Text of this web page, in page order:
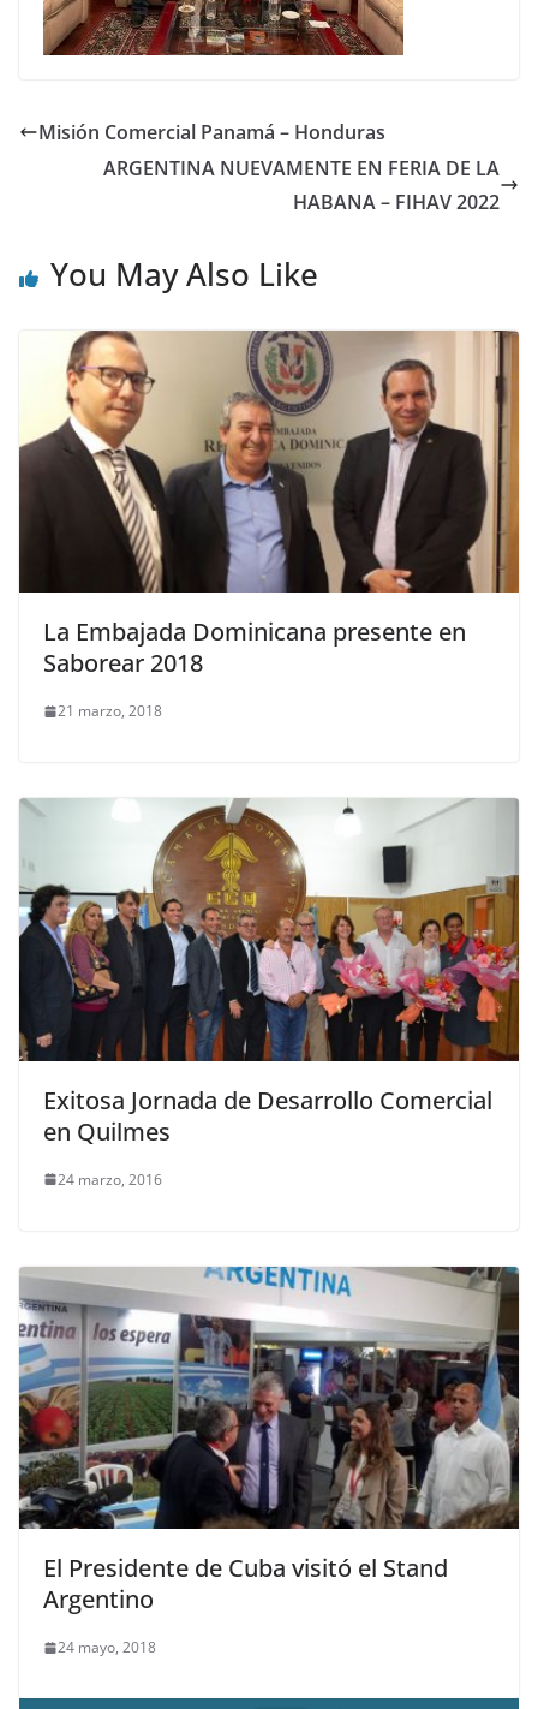
Misión Comercial Panamá – Honduras
ARGENTINA NUEVAMENTE EN FERIA DE LA
HABANA – FIHAV 2022
You May Also Like
La Embajada Dominicana presente en
Saborear 2018
21 marzo, 2018
Exitosa Jornada de Desarrollo Comercial
en Quilmes
24 marzo, 2016
El Presidente de Cuba visitó el Stand
Argentino
24 mayo, 2018